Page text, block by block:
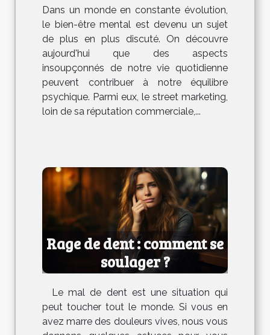
mentale
Dans un monde en constante évolution,
le bien-être mental est devenu un sujet
de plus en plus discuté. On découvre
aujourd'hui que des aspects
insoupçonnés de notre vie quotidienne
peuvent contribuer à notre équilibre
psychique. Parmi eux, le street marketing,
loin de sa réputation commerciale,...
Rage de dent : comment se
soulager ?
Le mal de dent est une situation qui
peut toucher tout le monde. Si vous en
avez marre des douleurs vives, nous vous